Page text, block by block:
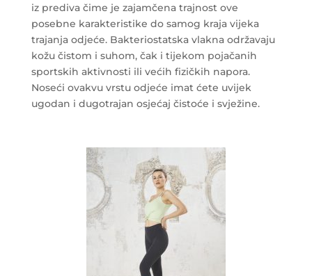
iz prediva čime je zajamčena trajnost ove
posebne karakteristike do samog kraja vijeka
trajanja odjeće. Bakteriostatska vlakna održavaju
kožu čistom i suhom, čak i tijekom pojačanih
sportskih aktivnosti ili većih fizičkih napora.
Noseći ovakvu vrstu odjeće imat ćete uvijek
ugodan i dugotrajan osjećaj čistoće i svježine.